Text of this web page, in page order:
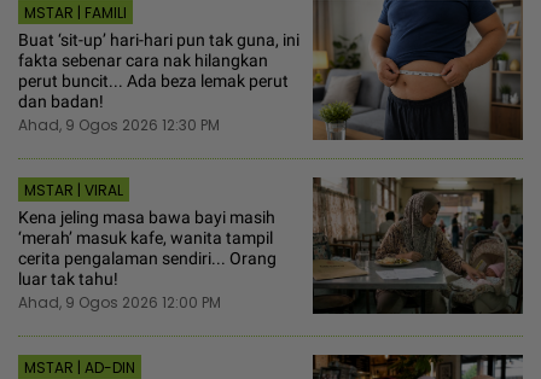
MSTAR | FAMILI
Buat ‘sit-up’ hari-hari pun tak guna, ini
fakta sebenar cara nak hilangkan
perut buncit... Ada beza lemak perut
dan badan!
Ahad, 9 Ogos 2026 12:30 PM
MSTAR | VIRAL
Kena jeling masa bawa bayi masih
‘merah’ masuk kafe, wanita tampil
cerita pengalaman sendiri... Orang
luar tak tahu!
Ahad, 9 Ogos 2026 12:00 PM
MSTAR | AD-DIN